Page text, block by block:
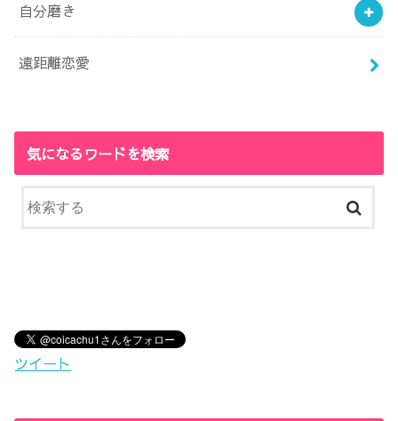
自分磨き
遠距離恋愛
気になるワードを検索
ツイート